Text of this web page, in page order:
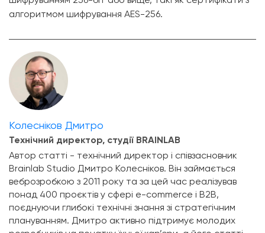
алгоритмом шифрування AES-256.
Колесніков Дмитро
Технічний директор, студії BRAINLAB
Автор статті - технічний директор і співзасновник
Brainlab Studio Дмитро Колесніков. Він займається
веброзробкою з 2011 року та за цей час реалізував
понад 400 проєктів у сфері e-commerce і B2B,
поєднуючи глибокі технічні знання зі стратегічним
плануванням. Дмитро активно підтримує молодих